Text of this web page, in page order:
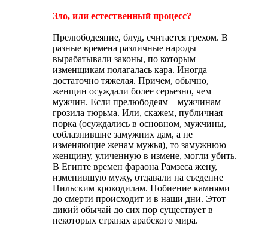
Зло, или естественный процесс?
Прелюбодеяние, блуд, считается грехом. В
разные времена различные народы
вырабатывали законы, по которым
изменщикам полагалась кара. Иногда
достаточно тяжелая. Причем, обычно,
женщин осуждали более серьезно, чем
мужчин. Если прелюбодеям – мужчинам
грозила тюрьма. Или, скажем, публичная
порка (осуждались в основном, мужчины,
соблазнившие замужних дам, а не
изменяющие женам мужья), то замужнюю
женщину, уличенную в измене, могли убить.
В Египте времен фараона Рамзеса жену,
изменившую мужу, отдавали на съедение
Нильским крокодилам. Побиение камнями
до смерти происходит и в наши дни. Этот
дикий обычай до сих пор существует в
некоторых странах арабского мира.